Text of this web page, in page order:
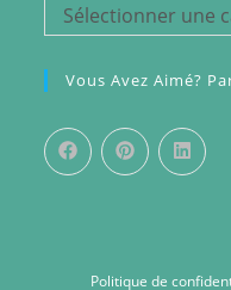
Sélectionner une
Vous Avez Aimé?
Politique de